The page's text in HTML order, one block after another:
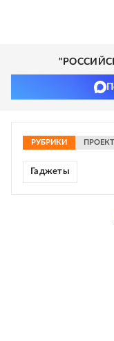
РУБРИКИ
Гаджеты